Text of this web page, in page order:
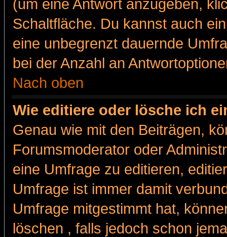
(um eine Antwort anzugeben,
Schaltfläche. Du kannst auch
eine unbegrenzt dauernde
bei der Anzahl an
Nach oben
Wie editiere oder lösche ich
Genau wie mit den Beiträgen,
Forumsmoderator oder
eine Umfrage zu editieren,
Umfrage ist immer damit
Umfrage mitgestimmt hat,
löschen , falls jedoch schon